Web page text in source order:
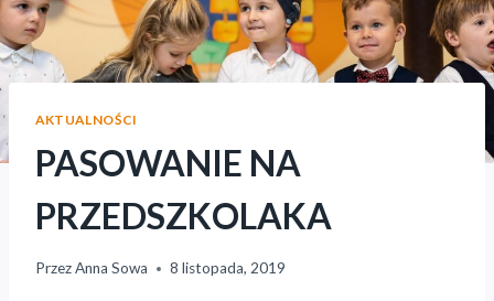
AKTUALNOŚCI
PASOWANIE NA
PRZEDSZKOLAKA
PrzezAnna Sowa 8 listopada, 2019